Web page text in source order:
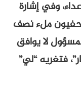
وفي إشارة
ملء نصف
لا يوافق
فتغريه “لي”